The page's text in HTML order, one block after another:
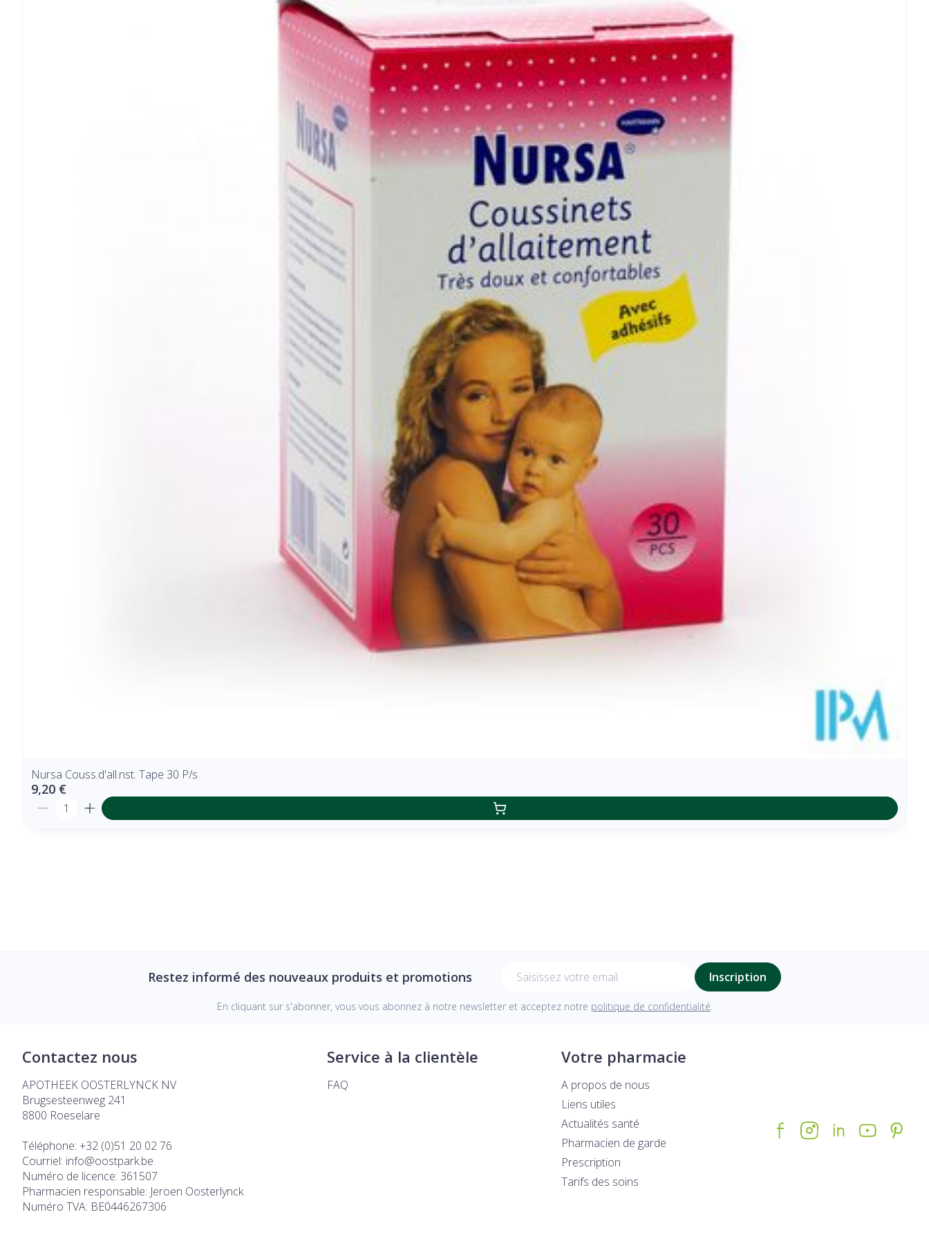
30 p/s
Préservation Température ambiante (15°C - 25°C)
Nursa Couss.d'all.nst. Tape 30 P/s
9,20 €
Quantité
Restez informé des nouveaux produits et promotions Inscription
En cliquant sur s'abonner, vous vous abonnez à notre newsletter et acceptez notre politique de confidentialité
Contactez nous
APOTHEEK OOSTERLYNCK NV
Brugsesteenweg 241
8800 Roeselare
Téléphone: +32 (0)51 20 02 76
Courriel: info@oostpark.be
Numéro de licence: 361507
Pharmacien responsable: Jeroen Oosterlynck
Numéro TVA: BE0446267306
Service à la clientèle
FAQ
Votre pharmacie
A propos de nous
Liens utiles
Actualités santé
Pharmacien de garde
Prescription
Tarifs des soins